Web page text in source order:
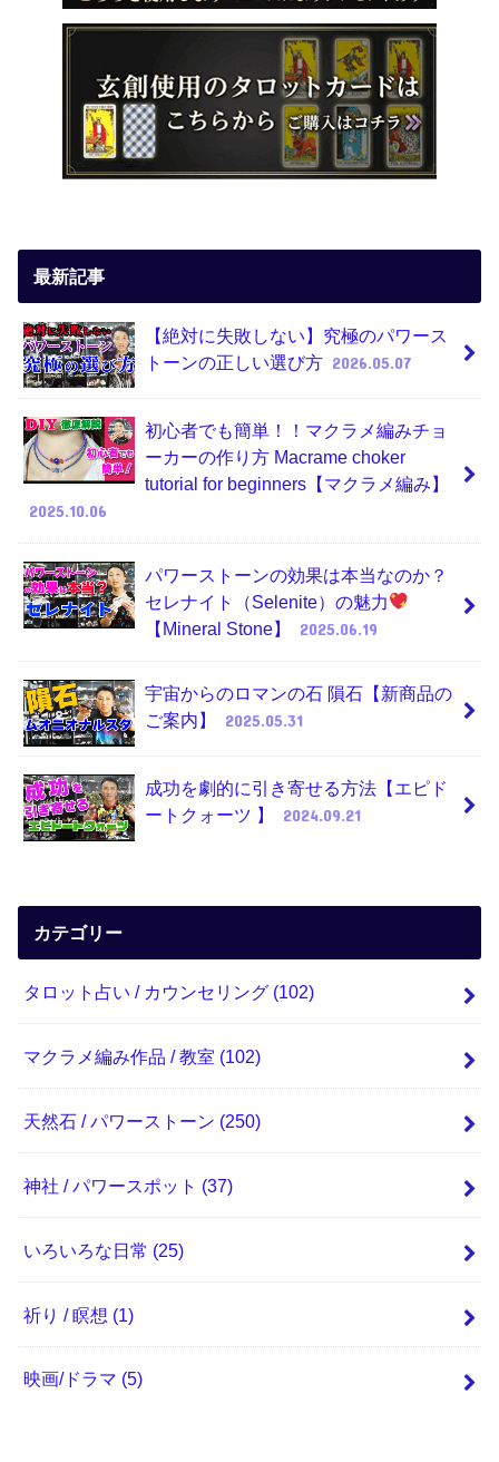
最新記事
【絶対に失敗しない】究極のパワース
トーンの正しい選び方 2026.05.07
初心者でも簡単！！マクラメ編みチョ
ーカーの作り方 Macrame choker
tutorial for beginners【マクラメ編み】
2025.10.06
パワーストーンの効果は本当なのか？
セレナイト（Selenite）の魅力
【Mineral Stone】
2025.06.19
宇宙からのロマンの石 隕石【新商品の
ご案内】
2025.05.31
成功を劇的に引き寄せる方法【エピド
ートクォーツ 】
2024.09.21
カテゴリー
タロット占い / カウンセリング (102)
マクラメ編み作品 / 教室 (102)
天然石 / パワーストーン (250)
神社 / パワースポット (37)
いろいろな日常 (25)
祈り / 瞑想 (1)
映画/ドラマ (5)